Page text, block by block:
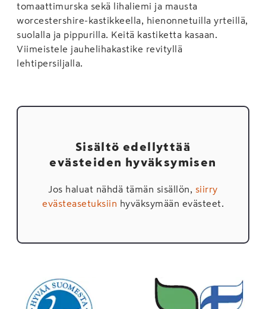
tomaattimurska sekä lihaliemi ja mausta
worcestershire-kastikkeella, hienonnetuilla yrteillä,
suolalla ja pippurilla. Keitä kastiketta kasaan.
Viimeistele jauhelihakastike revityllä
lehtipersiljalla.
Sisältö edellyttää
evästeiden hyväksymisen
Jos haluat nähdä tämän sisällön, siirry
evästeasetuksiin hyväksymään evästeet.